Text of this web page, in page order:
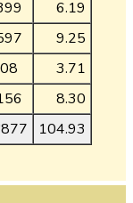
6.19
9.25
3.71
8.30
104.93